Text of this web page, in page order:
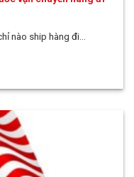
nào ship hàng đi...